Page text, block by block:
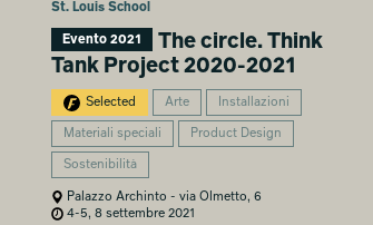
St. Louis School
Evento 2021
The circle. Think
Tank Project 2020-2021
Selected Arte Installazioni
Materiali speciali Product Design
Sostenibilità
Palazzo Archinto - via Olmetto, 6
4-5, 8 settembre 2021